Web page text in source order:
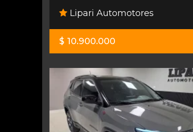
Lipari Automotores
$ 10.900.000